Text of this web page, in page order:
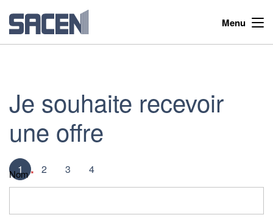
Menu
Je souhaite recevoir
une offre
1 2 3 4
Nom*